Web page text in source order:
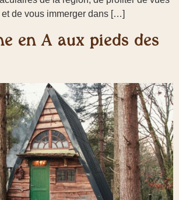
de vous immerger dans […]
en A aux pieds des